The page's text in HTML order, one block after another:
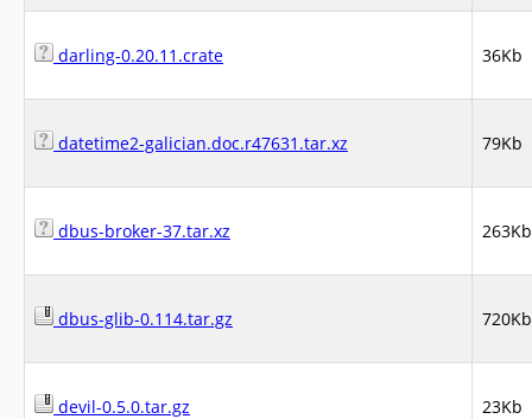
darling-0.20.11.crate 36Kb
datetime2-galician.doc.r47631.tar.xz 79Kb
dbus-broker-37.tar.xz 263Kb
dbus-glib-0.114.tar.gz 720Kb
devil-0.5.0.tar.gz 23Kb